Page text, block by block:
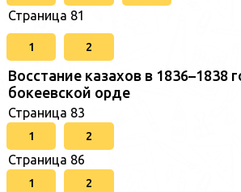
Страница 81
1 2
Восстание казахов в 1836–1838
бокеевской орде
Страница 83
1 2
Страница 86
1 2